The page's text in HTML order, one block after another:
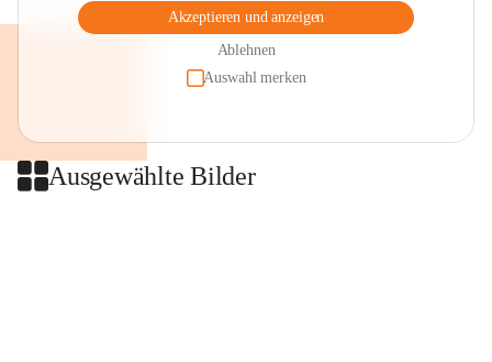
Akzeptieren und anzeigen
Ablehnen
Auswahl merken
Ausgewählte Bilder